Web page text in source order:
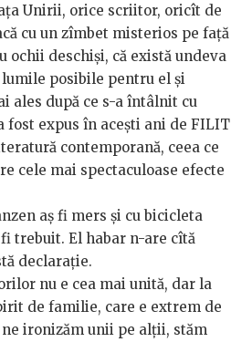
Unirii, orice scriitor, oricît de
cu un zîmbet misterios pe față
ochii deschiși, că există undeva
posibile pentru el și
ales după ce s-a întâlnit cu
fost expus în acești ani de FILIT
contemporană, ceea ce
cele mai spectaculoase efecte
aș fi mers și cu bicicleta
trebuit. El habar n-are cîtă
declarație.
nu e cea mai unită, dar la
de familie, care e extrem de
ironizăm unii pe alții, stăm